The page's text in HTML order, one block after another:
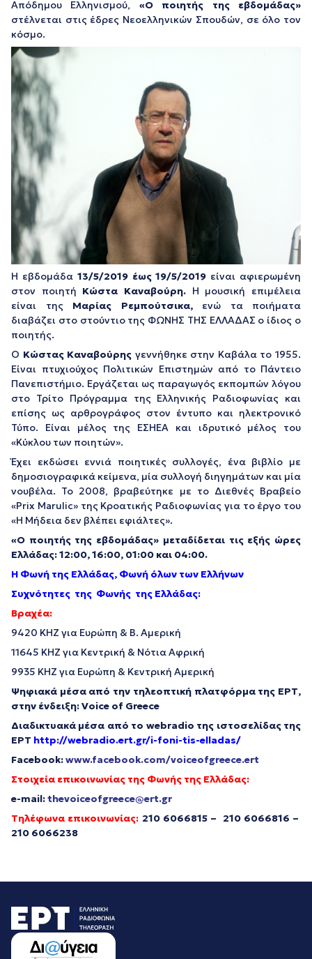
Απόδημου Ελληνισμού, «Ο ποιητής της εβδομάδας»
στέλνεται στις έδρες Νεοελληνικών Σπουδών, σε όλο τον
κόσμο.
Η εβδομάδα 13/5/2019 έως 19/5/2019 είναι αφιερωμένη
στον ποιητή Κώστα Καναβούρη. Η μουσική επιμέλεια
είναι της Μαρίας Ρεμπούτσικα, ενώ τα ποιήματα
διαβάζει στο στούντιο της ΦΩΝΗΣ ΤΗΣ ΕΛΛΑΔΑΣ ο ίδιος ο
ποιητής.
Ο Κώστας Καναβούρης γεννήθηκε στην Καβάλα το 1955.
Είναι πτυχιούχος Πολιτικών Επιστημών από το Πάντειο
Πανεπιστήμιο. Εργάζεται ως παραγωγός εκπομπών λόγου
στο Τρίτο Πρόγραμμα της Ελληνικής Ραδιοφωνίας και
επίσης ως αρθρογράφος στον έντυπο και ηλεκτρονικό
Τύπο. Είναι μέλος της ΕΣΗΕΑ και ιδρυτικό μέλος του
«Κύκλου των ποιητών».
Έχει εκδώσει εννιά ποιητικές συλλογές, ένα βιβλίο με
δημοσιογραφικά κείμενα, μία συλλογή διηγημάτων και μία
νουβέλα. Το 2008, βραβεύτηκε με το Διεθνές Βραβείο
«Prix Marulic» της Κροατικής Ραδιοφωνίας για το έργο του
«Η Μήδεια δεν βλέπει εφιάλτες».
«Ο ποιητής της εβδομάδας» μεταδίδεται τις εξής ώρες
Ελλάδας: 12:00, 16:00, 01:00 και 04:00.
Η Φωνή της Ελλάδας, Φωνή όλων των Ελλήνων
Συχνότητες της Φωνής της Ελλάδας:
Βραχέα:
9420 ΚΗΖ για Ευρώπη & Β. Αμερική
11645 KHZ για Κεντρική & Νότια Αφρική
9935 KHZ για Ευρώπη & Κεντρική Αμερική
Ψηφιακά μέσα από την τηλεοπτική πλατφόρμα της ΕΡΤ,
στην ένδειξη:Voice of Greece
Διαδικτυακά μέσα από το webradio της ιστοσελίδας της
ΕΡΤ http://webradio.ert.gr/i-foni-tis-elladas/
Facebook:www.facebook.com/voiceofgreece.ert
Στοιχεία επικοινωνίας της Φωνής της Ελλάδας:
e-mail:thevoiceofgreece@ert.gr
Τηλέφωνα επικοινωνίας: 210 6066815 – 210 6066816 –
210 6066238